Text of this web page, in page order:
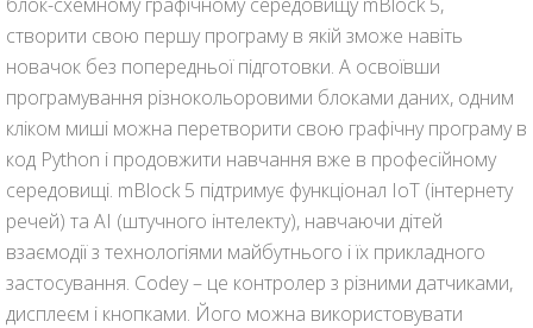
створити свою першу програму в якій зможе навіть
новачок без попередньої підготовки. А освоївши
програмування різнокольоровими блоками даних, одним
кліком миші можна перетворити свою графічну програму в
код Python і продовжити навчання вже в професійному
середовищі. mBlock 5 підтримує функціонал IoT (інтернету
речей) та AI (штучного інтелекту), навчаючи дітей
взаємодії з технологіями майбутнього і їх прикладного
застосування. Codey – це контролер з різними датчиками,
дисплеєм і кнопками. Його можна використовувати